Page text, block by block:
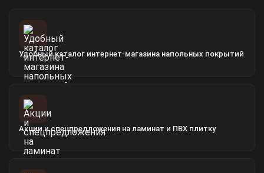
Удобный каталог интернет-магазина напольных покрытий
Акции и спецпредложения на ламинат и ПВХ плитку